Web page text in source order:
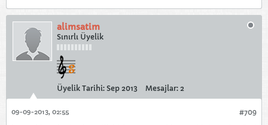
alimsatim
Sınırlı Üyelik
Üyelik Tarihi: Sep 2013 Mesajlar: 2
#709
09-09-2013, 02:55